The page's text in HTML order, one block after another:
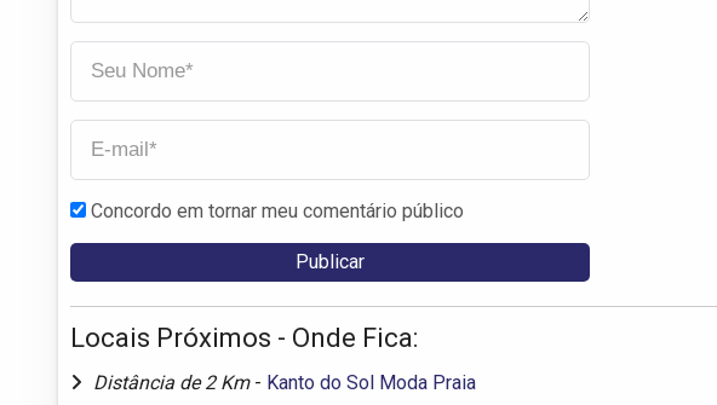
Concordo em tornar meu comentário público
Locais Próximos - Onde Fica:
Distância de 2 Km - Kanto do Sol Moda Praia